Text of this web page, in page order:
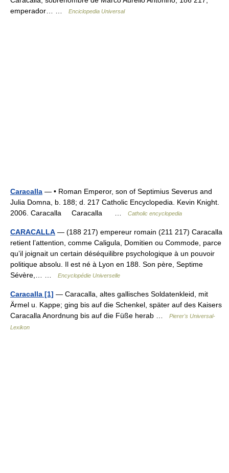
emperador… …
Enciclopedia Universal
Caracalla — • Roman Emperor, son of Septimius Severus and
Julia Domna, b. 188; d. 217 Catholic Encyclopedia. Kevin Knight.
2006. Caracalla Caracalla …
Catholic encyclopedia
CARACALLA — (188 217) empereur romain (211 217) Caracalla
retient l’attention, comme Caligula, Domitien ou Commode, parce
qu’il joignait un certain déséquilibre psychologique à un pouvoir
politique absolu. Il est né à Lyon en 188. Son père, Septime
Sévère,… …
Encyclopédie Universelle
Caracalla [1] — Caracalla, altes gallisches Soldatenkleid, mit
Ärmel u. Kappe; ging bis auf die Schenkel, später auf des Kaisers
Caracalla Anordnung bis auf die Füße herab …
Pierer's Universal-
Lexikon